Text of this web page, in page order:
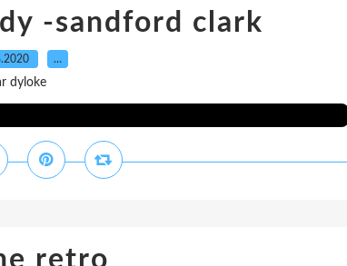
-sandford clark
…
dyloke
retro